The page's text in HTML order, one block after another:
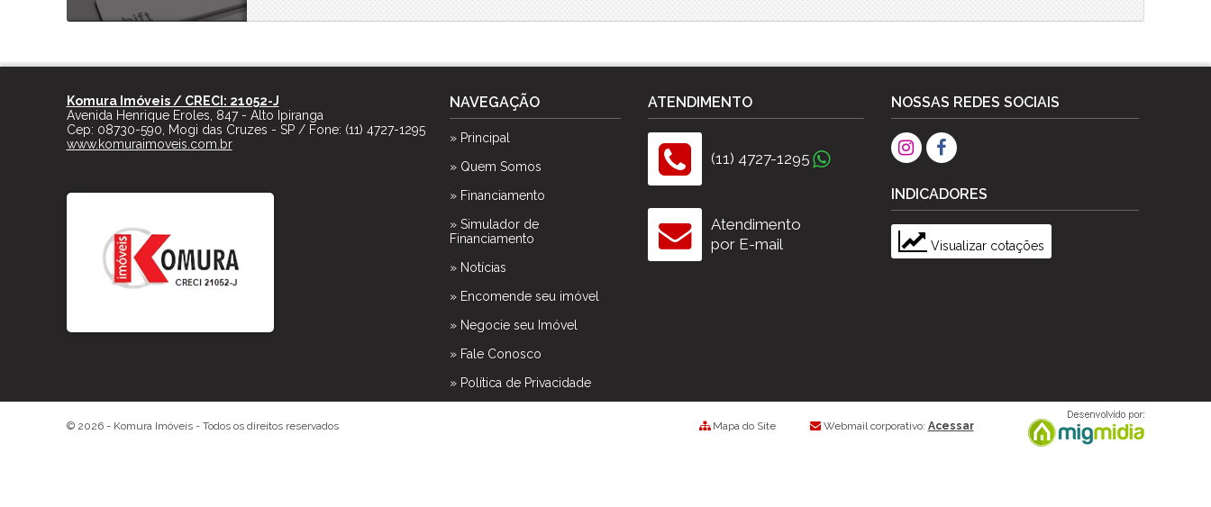
Komura Imóveis / CRECI: 21052-J
Avenida Henrique Eroles, 847 - Alto Ipiranga
Cep: 08730-590 Mogi das Cruzes - SP/ Fone: (11) 4727-1295
www.komuraimoveis.com.br
NAVEGAÇÃO
» Principal
» Quem Somos
» Financiamento
» Simulador de
Financiamento
» Notícias
» Encomende seu imóvel
» Negocie seu Imóvel
» Fale Conosco
» Política de Privacidade
ATENDIMENTO
(11) 4727-1295
Atendimento
por E-mail
NOSSAS REDES SOCIAIS
INDICADORES
Visualizar cotações
© 2026 - Komura Imóveis- Todos os direitos reservados Mapa do Site Webmail corporativo: Acessar